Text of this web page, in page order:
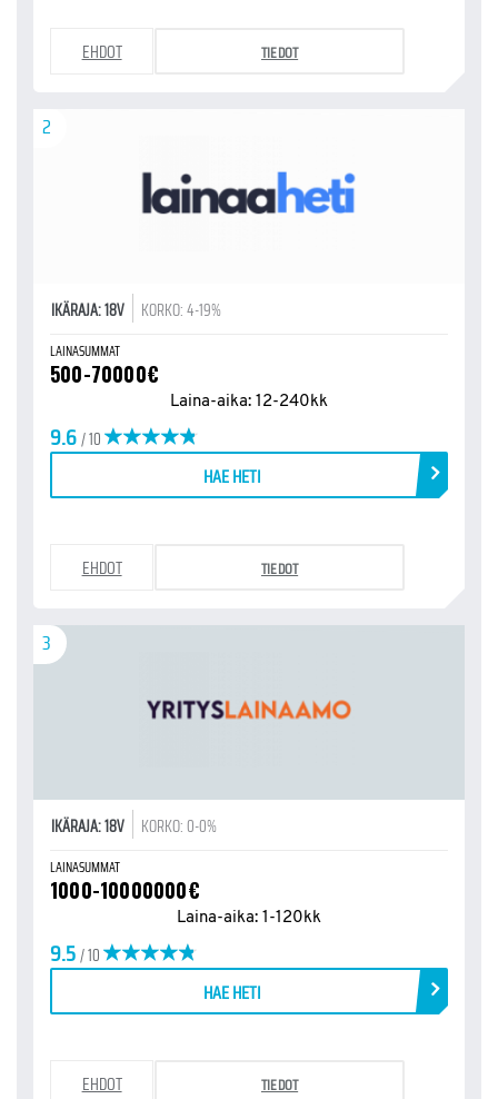
EHDOT TIEDOT
2
IKÄRAJA: 18V KORKO: 4-19%
LAINASUMMAT
500-70000€
Laina-aika: 12-240kk
9.6/ 10
EHDOT TIEDOT
HAE HETI
3
IKÄRAJA: 18V KORKO: 0-0%
LAINASUMMAT
1000-10000000€
Laina-aika: 1-120kk
9.5/ 10
EHDOT TIEDOT
HAE HETI